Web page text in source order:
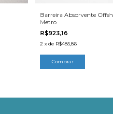
Barreira Absorvente
Metro
R$923,16
2 xde R$485,86